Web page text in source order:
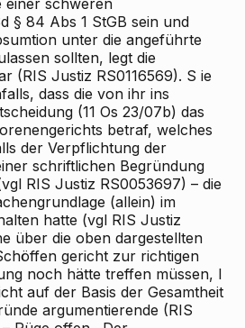
einer schweren
§ 84 Abs 1 StGB sein und
unter die angeführte
sollten, legt die
(RIS Justiz RS0116569). S ie
dass die von ihr ins
(11 Os 23/07b) das
betraf, welches
der Verpflichtung der
schriftlichen Begründung
RIS Justiz RS0053697) – die
(allein) im
hatte (vgl RIS Justiz
über die oben dargestellten
gericht zur richtigen
noch hätte treffen müssen, l
auf der Basis der Gesamtheit
argumentierende (RIS